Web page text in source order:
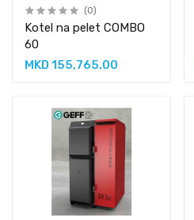
(0)
Kotel na pelet COMBO
60
MKD 155,765.00